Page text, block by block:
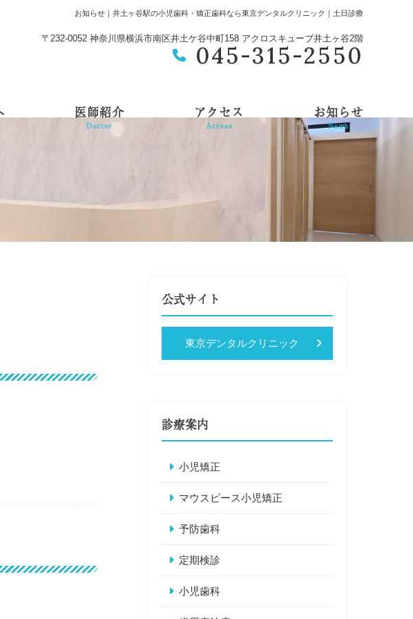
お知らせ｜井土ヶ谷駅の小児歯科・矯正歯科なら東京デンタルクリニック｜土日診療
〒232-0052 神奈川県横浜市南区井土ケ谷中町158 アクロスキューブ井土ヶ谷2階
045-315-2550
医師紹介
Doctor
アクセス
Access
お知らせ
News
公式サイト
東京デンタルクリニック
診療案内
小児矯正
マウスピース小児矯正
予防歯科
定期検診
小児歯科